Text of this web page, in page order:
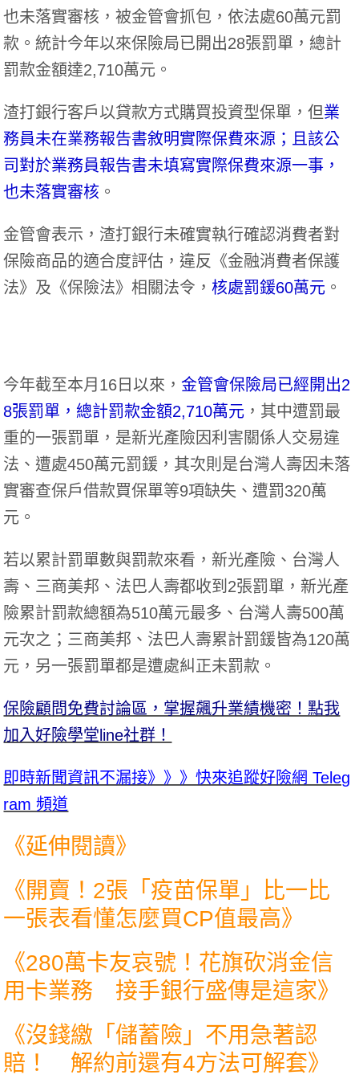
也未落實審核，被金管會抓包，依法處60萬元罰
款。統計今年以來保險局已開出28張罰單，總計
罰款金額達2,710萬元。
渣打銀行客戶以貸款方式購買投資型保單，但業
務員未在業務報告書敘明實際保費來源；且該公
司對於業務員報告書未填寫實際保費來源一事，
也未落實審核 。
金管會表示，渣打銀行未確實執行確認消費者對
保險商品的適合度評估，違反《金融消費者保護
法》及《保險法》相關法令，核處罰鍰60萬元 。
今年截至本月16日以來，金管會保險局已經開出2
8張罰單，總計罰款金額2,710萬元 ，其中遭罰最
重的一張罰單，是新光產險因利害關係人交易違
法、遭處450萬元罰鍰，其次則是台灣人壽因未落
實審查保戶借款買保單等9項缺失、遭罰320萬
元。
若以累計罰單數與罰款來看，新光產險、台灣人
壽、三商美邦、法巴人壽都收到2張罰單，新光產
險累計罰款總額為510萬元最多、台灣人壽500萬
元次之；三商美邦、法巴人壽累計罰鍰皆為120萬
元，另一張罰單都是遭處糾正未罰款。
保險顧問免費討論區，掌握飆升業績機密！點我
加入好險學堂line社群！
即時新聞資訊不漏接》》》快來追蹤好險網 Teleg
ram 頻道
《延伸閱讀》
《開賣！2張「疫苗保單」比一比
一張表看懂怎麼買CP值最高》
《280萬卡友哀號！花旗砍消金信
用卡業務 接手銀行盛傳是這家》
《沒錢繳「儲蓄險」不用急著認
賠！ 解約前還有4方法可解套》